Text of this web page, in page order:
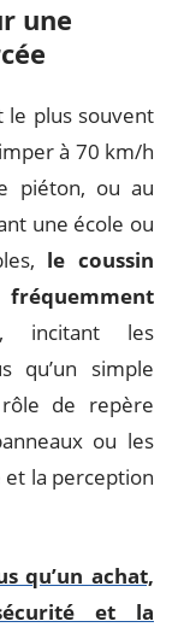
une
le plus souvent
à 70 km/h
piéton, ou au
une école ou
le coussin
, incitant les
qu’un simple
de repère
ou les
la perception
qu’un achat,
et la